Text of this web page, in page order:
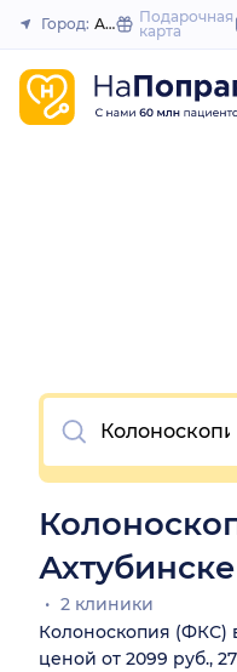
Город: АхтубинскПодарочная
карта
Очистить
Ахтубинске
2 клиники
Колоноскопия (ФКС)
ценой от 2099 руб.,